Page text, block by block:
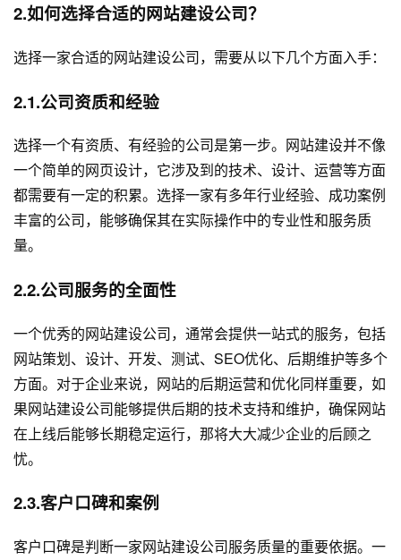
2.如何选择合适的网站建设公司？
选择一家合适的网站建设公司，需要从以下几个方面入手：
2.1.公司资质和经验
选择一个有资质、有经验的公司是第一步。网站建设并不像
一个简单的网页设计，它涉及到的技术、设计、运营等方面
都需要有一定的积累。选择一家有多年行业经验、成功案例
丰富的公司，能够确保其在实际操作中的专业性和服务质
量。
2.2.公司服务的全面性
一个优秀的网站建设公司，通常会提供一站式的服务，包括
网站策划、设计、开发、测试、SEO优化、后期维护等多个
方面。对于企业来说，网站的后期运营和优化同样重要，如
果网站建设公司能够提供后期的技术支持和维护，确保网站
在上线后能够长期稳定运行，那将大大减少企业的后顾之
忧。
2.3.客户口碑和案例
客户口碑是判断一家网站建设公司服务质量的重要依据。一